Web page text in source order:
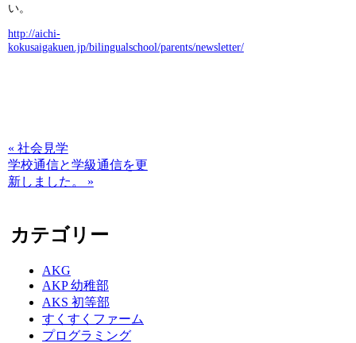
い。
http://aichi-
kokusaigakuen.jp/bilingualschool/parents/newsletter/
« 社会見学
学校通信と学級通信を更
新しました。 »
カテゴリー
AKG
AKP 幼稚部
AKS 初等部
すくすくファーム
プログラミング